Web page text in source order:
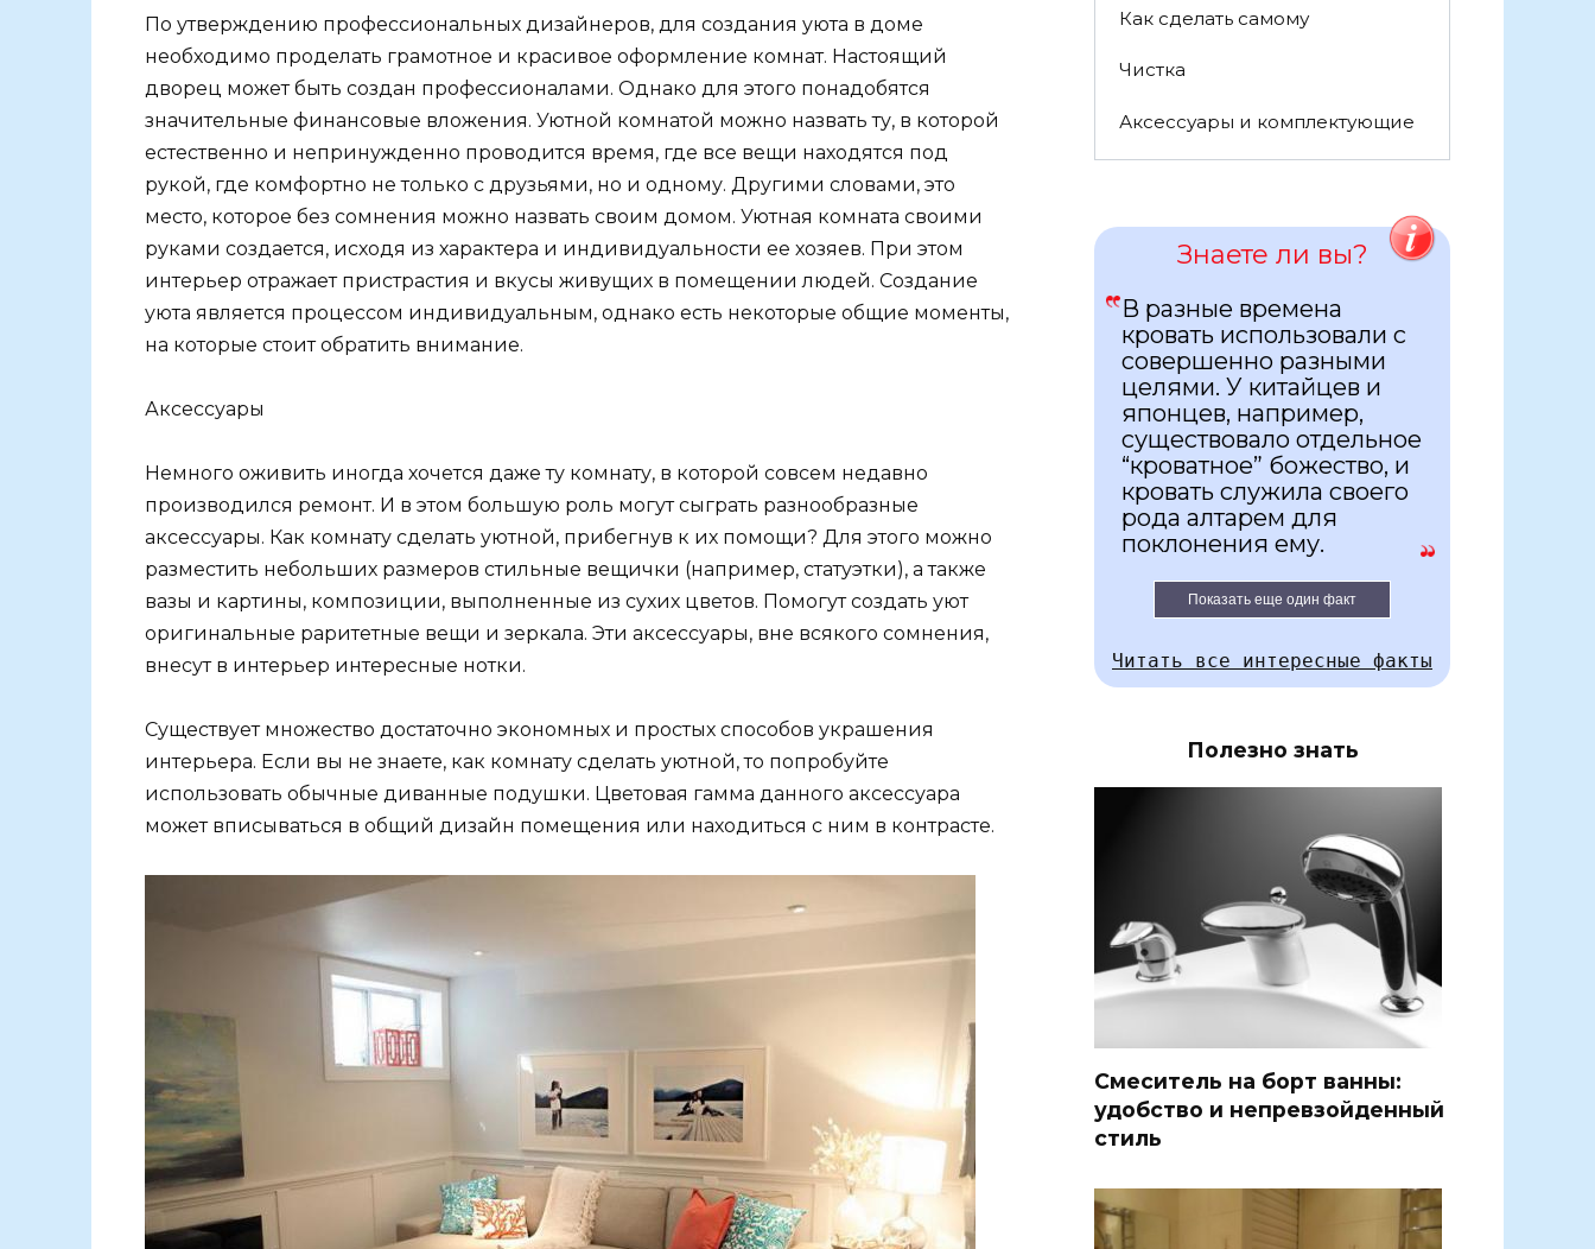
По утверждению профессиональных дизайнеров, для создания уюта в доме
необходимо проделать грамотное и красивое оформление комнат. Настоящий
дворец может быть создан профессионалами. Однако для этого понадобятся
значительные финансовые вложения. Уютной комнатой можно назвать ту, в которой
естественно и непринужденно проводится время, где все вещи находятся под
рукой, где комфортно не только с друзьями, но и одному. Другими словами, это
место, которое без сомнения можно назвать своим домом. Уютная комната своими
руками создается, исходя из характера и индивидуальности ее хозяев. При этом
интерьер отражает пристрастия и вкусы живущих в помещении людей. Создание
уюта является процессом индивидуальным, однако есть некоторые общие моменты,
на которые стоит обратить внимание.
Аксессуары
Немного оживить иногда хочется даже ту комнату, в которой совсем недавно
производился ремонт. И в этом большую роль могут сыграть разнообразные
аксессуары. Как комнату сделать уютной, прибегнув к их помощи? Для этого можно
разместить небольших размеров стильные вещички (например, статуэтки), а также
вазы и картины, композиции, выполненные из сухих цветов. Помогут создать уют
оригинальные раритетные вещи и зеркала. Эти аксессуары, вне всякого сомнения,
внесут в интерьер интересные нотки.
Существует множество достаточно экономных и простых способов украшения
интерьера. Если вы не знаете, как комнату сделать уютной, то попробуйте
использовать обычные диванные подушки. Цветовая гамма данного аксессуара
может вписываться в общий дизайн помещения или находиться с ним в контрасте.
Как сделать самому
Чистка
Аксессуары и комплектующие
Знаете ли вы?
В разные времена
кровать использовали с
совершенно разными
целями. У китайцев и
японцев, например,
существовало отдельное
“кроватное” божество, и
кровать служила своего
рода алтарем для
поклонения ему.
Показать еще один факт
Читать все интересные факты
Полезно знать
Смеситель на борт ванны:
удобство и непревзойденный
стиль